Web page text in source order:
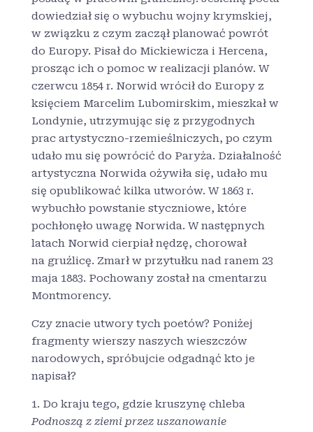
dowiedział się o wybuchu wojny krymskiej,
w związku z czym zaczął planować powrót
do Europy. Pisał do Mickiewicza i Hercena,
prosząc ich o pomoc w realizacji planów. W
czerwcu 1854 r. Norwid wrócił do Europy z
księciem Marcelim Lubomirskim, mieszkał w
Londynie, utrzymując się z przygodnych
prac artystyczno-rzemieślniczych, po czym
udało mu się powrócić do Paryża. Działalność
artystyczna Norwida ożywiła się, udało mu
się opublikować kilka utworów. W 1863 r.
wybuchło powstanie styczniowe, które
pochłonęło uwagę Norwida. W następnych
latach Norwid cierpiał nędzę, chorował
na gruźlicę. Zmarł w przytułku nad ranem 23
maja 1883. Pochowany został na cmentarzu
Montmorency.
Czy znacie utwory tych poetów? Poniżej
fragmenty wierszy naszych wieszczów
narodowych, spróbujcie odgadnąć kto je
napisał?
1. Do kraju tego, gdzie kruszynę chleba
Podnoszą z ziemi przez uszanowanie